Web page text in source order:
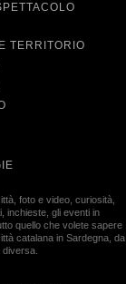
TERRITORIO
foto e video, curiosità,
inchieste, gli eventi in
quello che volete sapere
catalana in Sardegna, da